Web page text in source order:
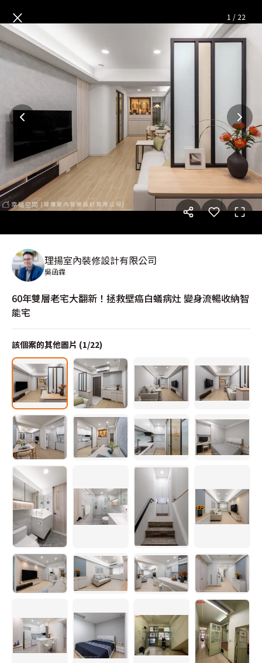
60年雙層老宅大翻新！拯救壁
× 1 / 22
理揚室內裝修設計有限公司
吳函霖
60年雙層老宅大翻新！拯救壁癌白蟻病灶 變身流暢收納智
能宅
該個案的其他圖片 (1/22)